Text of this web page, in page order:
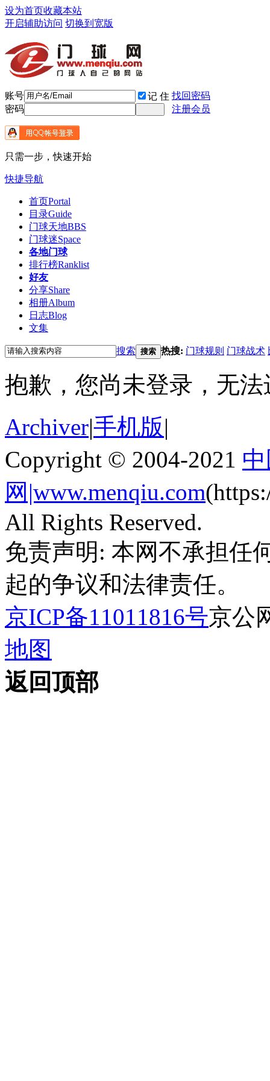
设为首页收藏本站
开启辅助访问 切换到宽版
账号 记 住 找回密码
密码
注册会员
只需一步，快速开始
快捷导航
首页Portal
目录Guide
门球天地BBS
门球迷Space
各地门球
排行榜Ranklist
好友
分享Share
相册Album
日志Blog
文集
搜索 搜索 热搜: 门球规则 门球战术
抱歉，您尚未登录，无
Archiver|手机版|
Copyright © 2004-2021
网|www.menqiu.com
All Rights Reserved.
免责声明: 本网不承担任
起的争议和法律责任。
京ICP备11011816号京公
地图
返回顶部